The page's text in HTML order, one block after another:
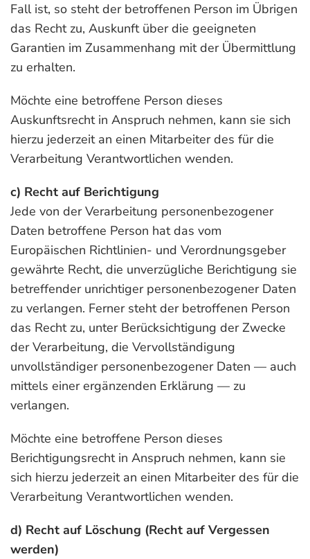
Fall ist, so steht der betroffenen Person im Übrigen
das Recht zu, Auskunft über die geeigneten
Garantien im Zusammenhang mit der Übermittlung
zu erhalten.
Möchte eine betroffene Person dieses
Auskunftsrecht in Anspruch nehmen, kann sie sich
hierzu jederzeit an einen Mitarbeiter des für die
Verarbeitung Verantwortlichen wenden.
c) Recht auf Berichtigung
Jede von der Verarbeitung personenbezogener
Daten betroffene Person hat das vom
Europäischen Richtlinien- und Verordnungsgeber
gewährte Recht, die unverzügliche Berichtigung sie
betreffender unrichtiger personenbezogener Daten
zu verlangen. Ferner steht der betroffenen Person
das Recht zu, unter Berücksichtigung der Zwecke
der Verarbeitung, die Vervollständigung
unvollständiger personenbezogener Daten — auch
mittels einer ergänzenden Erklärung — zu
verlangen.
Möchte eine betroffene Person dieses
Berichtigungsrecht in Anspruch nehmen, kann sie
sich hierzu jederzeit an einen Mitarbeiter des für die
Verarbeitung Verantwortlichen wenden.
d) Recht auf Löschung (Recht auf Vergessen
werden)